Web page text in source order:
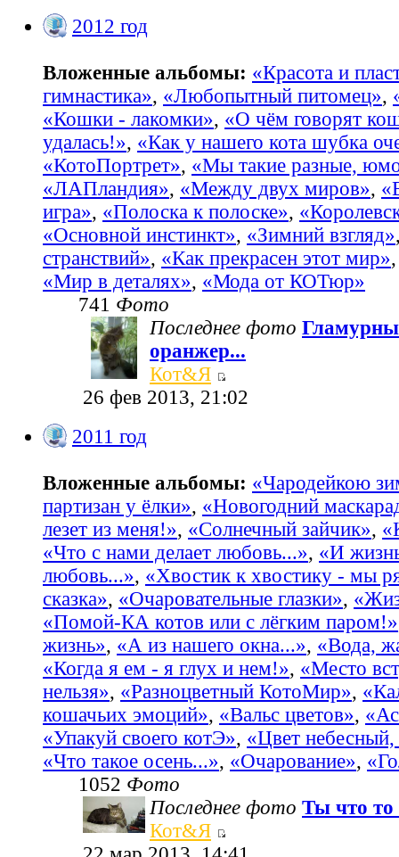
2012 год
Вложенные альбомы: «Красота и
гимнастика», «Любопытный питомец»,
«Кошки - лакомки», «О чём говорят
удалась!», «Как у нашего кота шубка
«КотоПортрет», «Мы такие разные,
«ЛАПландия», «Между двух миров»,
игра», «Полоска к полоске»,
«Основной инстинкт», «Зимний взгляд»
странствий», «Как прекрасен этот мир»
«Мир в деталях», «Мода от КОТюр»
741 Фото
Последнее фото
оранжер...
Кот&Я
26 фев 2013, 21:02
2011 год
Вложенные альбомы: «Чародейкою
партизан у ёлки», «Новогодний
лезет из меня!», «Солнечный зайчик»,
«Что с нами делает любовь...», «И
любовь...», «Хвостик к хвостику - мы
сказка», «Очаровательные глазки»,
«Помой-КА котов или с лёгким паром!»
жизнь», «А из нашего окна...», «Вода,
«Когда я ем - я глух и нем!», «Место
нельзя», «Разноцветный КотоМир»,
кошачьих эмоций», «Вальс цветов»,
«Упакуй своего котЭ», «Цвет небесный,
«Что такое осень...», «Очарование»,
1052 Фото
Последнее фото Ты что то
Кот&Я